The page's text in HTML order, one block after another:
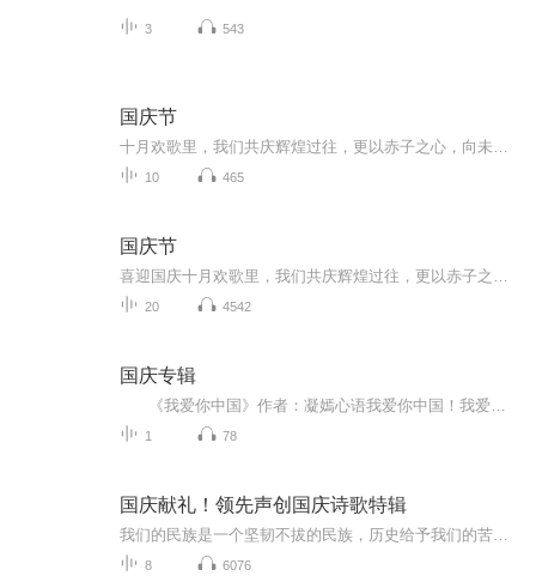
3 543
国庆节
10 465
国庆节
20 4542
国庆专辑
1 78
国庆献礼！领先声创国庆诗歌特辑
8 6076